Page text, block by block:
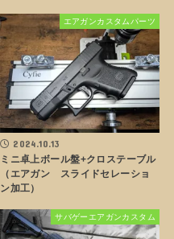
エアガンカスタムパーツ
2024.10.13
ミニ卓上ボール盤+クロステーブル
（エアガン スライドセレーショ
ン加工）
サバゲーエアガンカスタム